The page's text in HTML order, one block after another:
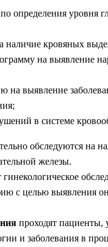
определения уровня
наличие кровяных
на выявление
на выявление
в системе
обследуются на
железы.
с целью выявления
проходят пациенты,
и заболевания в